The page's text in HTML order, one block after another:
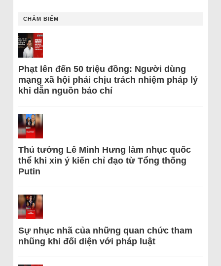
CHÂM BIẾM
Phạt lên đến 50 triệu đồng: Người dùng
mạng xã hội phải chịu trách nhiệm pháp lý
khi dẫn nguồn báo chí
Thủ tướng Lê Minh Hưng làm nhục quốc
thể khi xin ý kiến chỉ đạo từ Tổng thống
Putin
Sự nhục nhã của những quan chức tham
nhũng khi đối diện với pháp luật